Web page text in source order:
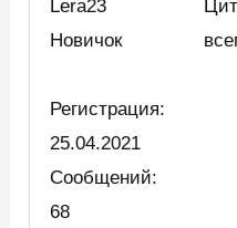
Lera23
Новичок
Регистрация:
25.04.2021
Сообщений:
68